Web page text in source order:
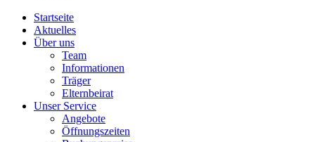
Startseite
Aktuelles
Über uns
Team
Informationen
Träger
Elternbeirat
Unser Service
Angebote
Öffnungszeiten